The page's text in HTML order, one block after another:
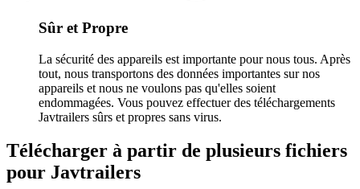
Sûr et Propre
La sécurité des appareils est importante pour nous tous. Après
tout, nous transportons des données importantes sur nos
appareils et nous ne voulons pas qu'elles soient
endommagées. Vous pouvez effectuer des téléchargements
Javtrailers sûrs et propres sans virus.
Télécharger à partir de plusieurs fichiers
pour Javtrailers